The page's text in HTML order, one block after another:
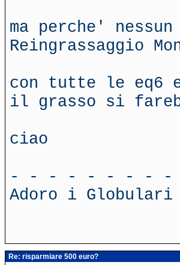
ma perche'
Reingrassaggio
con tutte le eq6
il grasso si
ciao
- - - - - - - -
Adoro i Globulari
Re: risparmiare 500 euro?